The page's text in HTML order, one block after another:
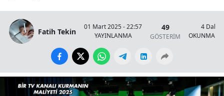
Fatih Tekin
01 Mart 2025 - 22:57
YAYINLANMA
49
GÖSTERİM
4
OKUNMA